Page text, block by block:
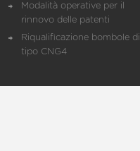
Modalità operative per il
rinnovo delle patenti
Riqualificazione bombole di
tipo CNG4